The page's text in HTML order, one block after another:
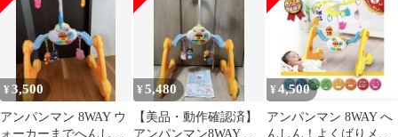
¥3,500
アンパンマン 8WAY ウ
ォーカーまでへんしん!
¥5,480
【美品・動作確認済】
アンパンマン8WAY ウ
¥ 4,500
アンパンマン 8WAY へ
んしん！よくばりメリ